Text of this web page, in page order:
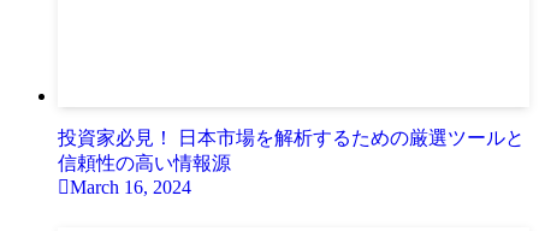
投資家必見！ 日本市場を解析するための厳選ツールと
信頼性の高い情報源
March 16, 2024